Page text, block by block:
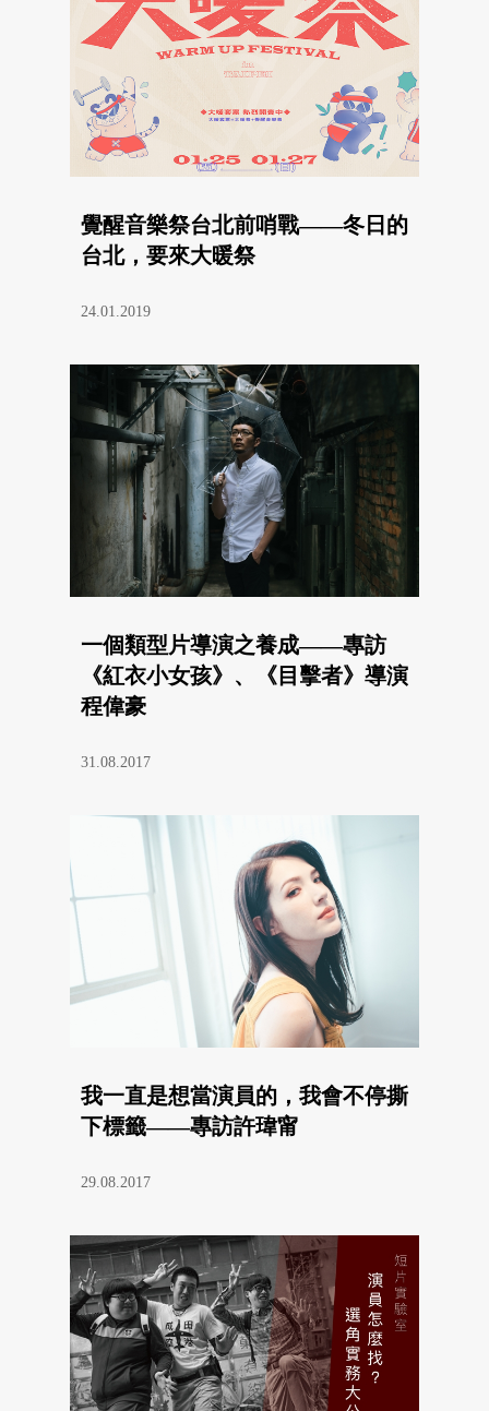
覺醒音樂祭台北前哨戰——冬日的
台北，要來大暖祭
24.01.2019
一個類型片導演之養成——專訪
《紅衣小女孩》、《目擊者》導演
程偉豪
31.08.2017
我一直是想當演員的，我會不停撕
下標籤——專訪許瑋甯
29.08.2017